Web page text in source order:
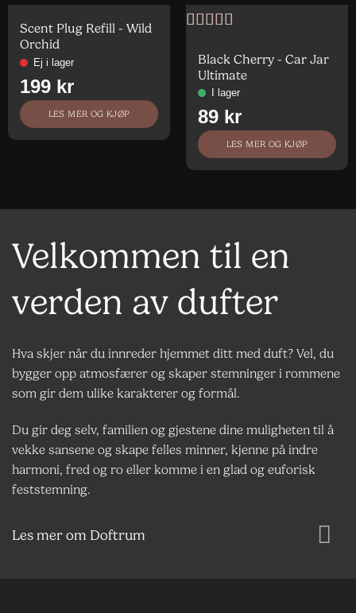
Scent Plug Refill - Wild
Orchid
LES MER OG KJØP
Black Cherry - Car Jar
Ultimate
LES MER OG KJØP
Velkommen til en
verden av dufter
Hva skjer når du innreder hjemmet ditt med duft? Vel, du
bygger opp atmosfærer og skaper stemninger i rommene
som gir dem ulike karakterer og formål.
Du gir deg selv, familien og gjestene dine muligheten til å
vekke sansene og skape felles minner, kjenne på indre
harmoni, fred og ro eller komme i en glad og euforisk
feststemning.
Les mer om Doftrum